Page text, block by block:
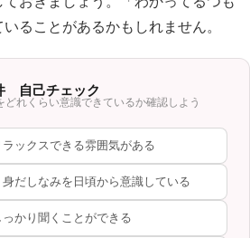
ることがあるかもしれません。
自己チェック
どれくらい意識できているか確認しよう
ックスできる雰囲気がある
だしなみを日頃から意識している
かり聞くことができる